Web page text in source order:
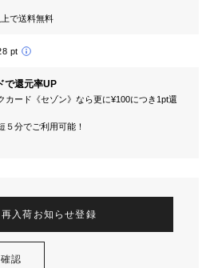
で送料無料
pt
で還元率UP
カード《セゾン》なら更に¥100につき1pt還
５分でご利用可能！
再入荷お知らせ登録
認